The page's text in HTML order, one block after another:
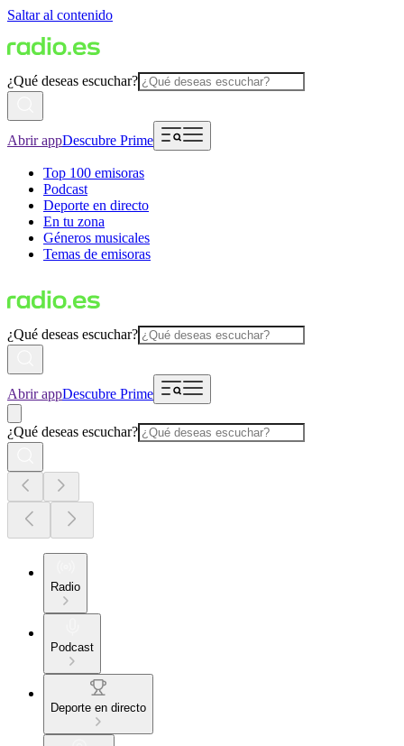
Saltar al contenido
¿Qué deseas escuchar?
Abrir appDescubre Prime
Top 100 emisoras
Podcast
Deporte en directo
En tu zona
Géneros musicales
Temas de emisoras
¿Qué deseas escuchar?
Abrir appDescubre Prime
¿Qué deseas escuchar?
Radio
Podcast
Deporte en directo